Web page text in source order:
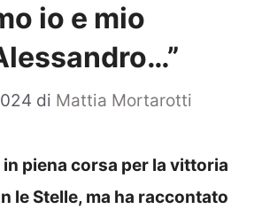
io e mio
di Mattia Mortarotti
in piena corsa per la vittoria
le Stelle, ma ha raccontato